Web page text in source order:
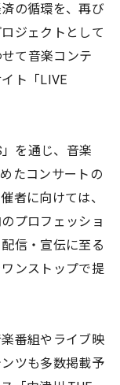
の循環を、再び
ジェクトとして
せて音楽コンテ
ト「LIVE
を通じ、音楽
たコンサートの
者に向けては、
プロフェッショ
信・宣伝に至る
ンストップで提
番組やライブ映
ツも多数掲載予